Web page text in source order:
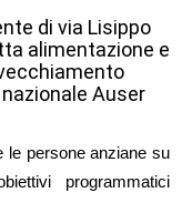
di via Lisippo
alimentazione e
Auser
le persone anziane su
programmatici